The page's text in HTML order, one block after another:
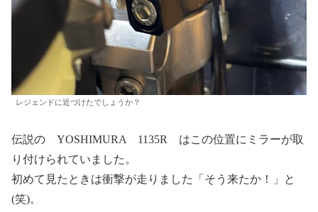
レジェンドに近づけたでしょうか？
伝説の YOSHIMURA 1135R はこの位置にミラーが取
り付けられていました。
初めて見たときは衝撃が走りました「そう来たか！」と
(笑)。